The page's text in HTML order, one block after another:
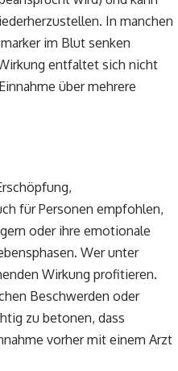
In manchen
im Blut senken
entfaltet sich nicht
über mehrere
für Personen empfohlen,
oder ihre emotionale
Wer unter
Wirkung profitieren.
Beschwerden oder
zu betonen, dass
vorher mit einem Arzt